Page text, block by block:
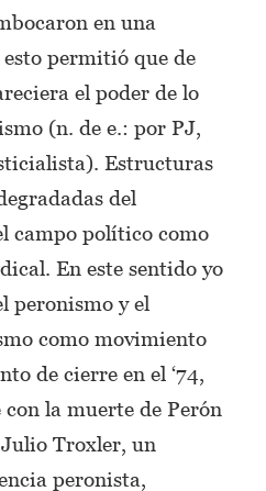
en una
permitió que de
el poder de lo
(n. de e.: por PJ,
Estructuras
del
campo político como
En este sentido yo
peronismo y el
como movimiento
de cierre en el ‘74,
la muerte de Perón
Troxler, un
peronista,